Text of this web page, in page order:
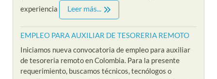
experiencia
Leer más...
EMPLEO PARA AUXILIAR DE TESORERIA REMOTO
Iniciamos nueva convocatoria de empleo para auxiliar
de tesoreria remoto en Colombia. Para la presente
requerimiento, buscamos técnicos, tecnólogos o